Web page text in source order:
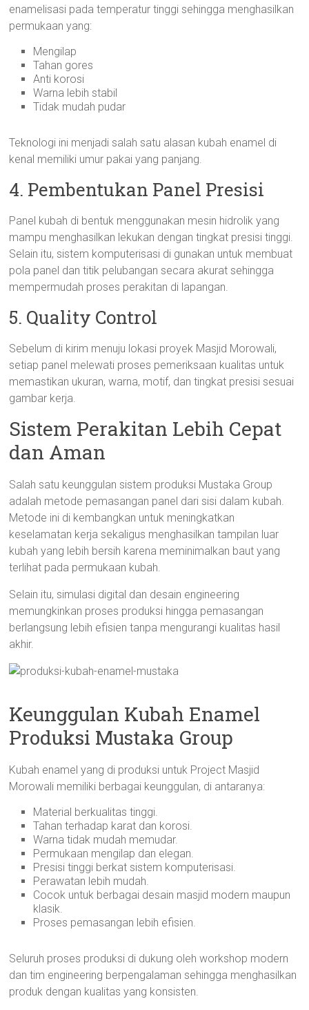
enamelisasi pada temperatur tinggi sehingga menghasilkan
permukaan yang:
Mengilap
Tahan gores
Anti korosi
Warna lebih stabil
Tidak mudah pudar
Teknologi ini menjadi salah satu alasan kubah enamel di
kenal memiliki umur pakai yang panjang.
4. Pembentukan Panel Presisi
Panel kubah di bentuk menggunakan mesin hidrolik yang
mampu menghasilkan lekukan dengan tingkat presisi tinggi.
Selain itu, sistem komputerisasi di gunakan untuk membuat
pola panel dan titik pelubangan secara akurat sehingga
mempermudah proses perakitan di lapangan.
5. Quality Control
Sebelum di kirim menuju lokasi proyek Masjid Morowali,
setiap panel melewati proses pemeriksaan kualitas untuk
memastikan ukuran, warna, motif, dan tingkat presisi sesuai
gambar kerja.
Sistem Perakitan Lebih Cepat
dan Aman
Salah satu keunggulan sistem produksi Mustaka Group
adalah metode pemasangan panel dari sisi dalam kubah.
Metode ini di kembangkan untuk meningkatkan
keselamatan kerja sekaligus menghasilkan tampilan luar
kubah yang lebih bersih karena meminimalkan baut yang
terlihat pada permukaan kubah.
Selain itu, simulasi digital dan desain engineering
memungkinkan proses produksi hingga pemasangan
berlangsung lebih efisien tanpa mengurangi kualitas hasil
akhir.
Keunggulan Kubah Enamel
Produksi Mustaka Group
Kubah enamel yang di produksi untuk Project Masjid
Morowali memiliki berbagai keunggulan, di antaranya:
Material berkualitas tinggi.
Tahan terhadap karat dan korosi.
Warna tidak mudah memudar.
Permukaan mengilap dan elegan.
Presisi tinggi berkat sistem komputerisasi.
Perawatan lebih mudah.
Cocok untuk berbagai desain masjid modern maupun
klasik.
Proses pemasangan lebih efisien.
Seluruh proses produksi di dukung oleh workshop modern
dan tim engineering berpengalaman sehingga menghasilkan
produk dengan kualitas yang konsisten.